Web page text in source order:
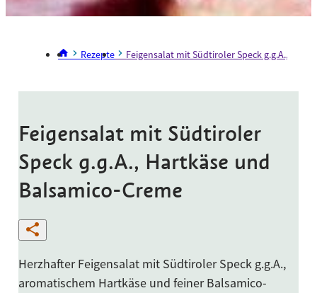
Rezepte Feigensalat mit Südtiroler Speck g.g.A.,
Feigensalat mit Südtiroler
Speck g.g.A., Hartkäse und
Balsamico-Creme
Herzhafter Feigensalat mit Südtiroler Speck g.g.A.,
aromatischem Hartkäse und feiner Balsamico-